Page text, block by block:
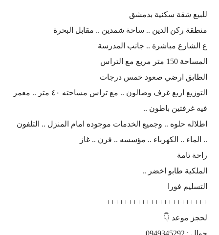
للبيع شقة سكنية بدمشق
منطقة ركن الدين .. ساحة شمدين .. مقابل البحرة
ع الشارع مباشرة .. جانب المدرسة
المساحة 150 متر مربع مع التراس
الطابق ارضي صعود خمس درجات
التوزيع اربع غرف وصالون .. مع تراس مساحته ٤٠ متر .. معمر
فيه غرفتين باطون ..
اطلاله حلوه .. وجميع الخدمات موجوده امام المنزل .. التلفون
.. الماء .. الكهرباء .. مؤسسه .. فرن .. غاز
راحة تامة
الملكية طابو اخضر ..
التسليم فورا
+++++++++++++++++++++++
لحجز موعد 👇
جوال : 0949345292